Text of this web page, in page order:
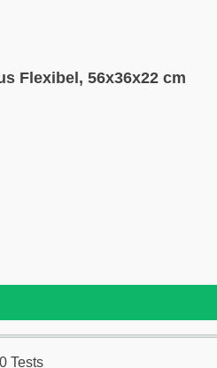
Flexibel, 56x36x22 cm